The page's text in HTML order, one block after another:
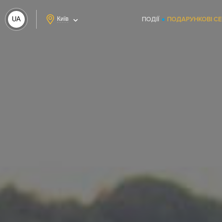
UA Київ ПОДІЇ ПОДАРУНКОВІ